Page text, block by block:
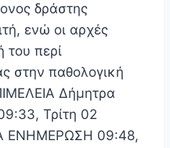
δράστης
ενώ οι αρχές
του περί
στην παθολογική
Δήμητρα
Τρίτη 02
ΕΝΗΜΕΡΩΣΗ 09:48,